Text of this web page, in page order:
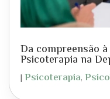
Da compreensão
Psicoterapia na
| Psicoterapia,